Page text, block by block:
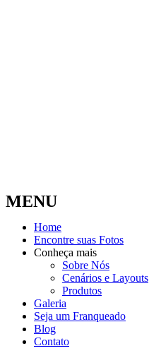
MENU
Home
Encontre suas Fotos
Conheça mais
Sobre Nós
Cenários e Layouts
Produtos
Galeria
Seja um Franqueado
Blog
Contato